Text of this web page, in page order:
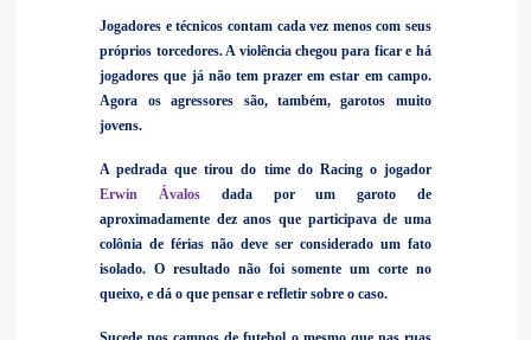
Jogadores e técnicos contam cada vez menos com seus
próprios torcedores. A violência chegou para ficar e há
jogadores que já não tem prazer em estar em campo.
Agora os agressores são, também, garotos muito
jovens.
A pedrada que tirou do time do Racing o jogador
Erwin Ávalosdada por um garoto de
aproximadamente dez anos que participava de uma
colônia de férias não deve ser considerado um fato
isolado. O resultado não foi somente um corte no
queixo, e dá o que pensar e refletir sobre o caso.